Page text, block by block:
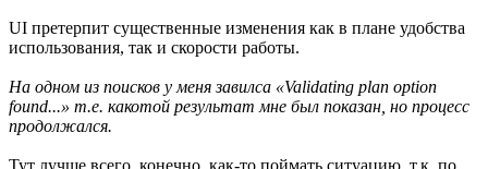
UI претерпит существенные изменения как в плане удобства
использования, так и скорости работы.
На одном из поисков у меня завилса «Validating plan option
found...» т.е. какотой результат мне был показан, но процесс
продолжался.
Тут лучше всего, конечно, как-то поймать ситуацию, т.к. по